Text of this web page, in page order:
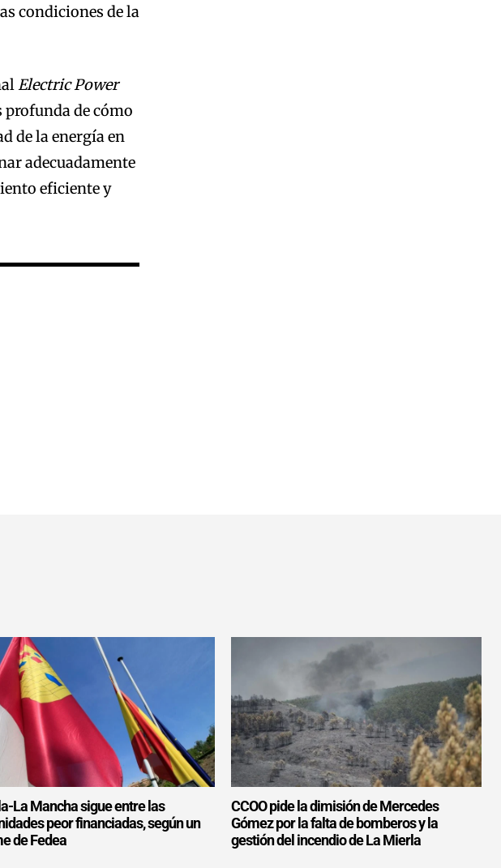
condiciones de la
Electric Power
de cómo
de la energía en
adecuadamente
eficiente y
La Mancha sigue entre las
peor financiadas, según un
de Fedea
CCOO pide la dimisión de Mercedes
Gómez por la falta de bomberos y la
gestión del incendio de La Mierla